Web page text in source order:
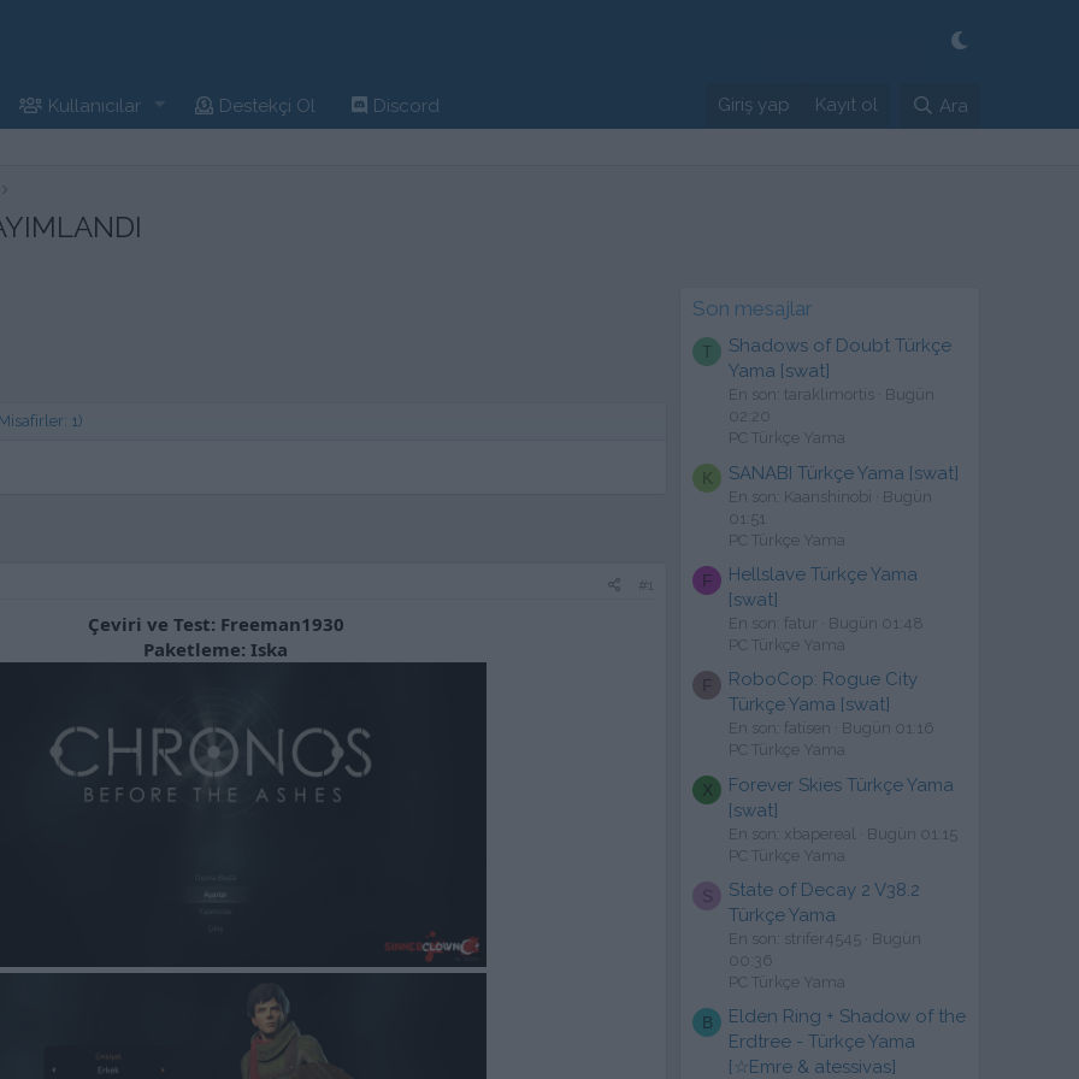
Kullanıcılar Destekçi Ol Discord Giriş yap Kayıt ol Ara
1)
#1
Çeviri ve Test: Freeman1930
Paketleme: Iska
Son mesajlar
T
Shadows of Doubt Türkçe
Yama [swat]
En son: taraklimortis
Bugün
02:20
PC Türkçe Yama
K SANABI Türkçe Yama [swat]
En son: Kaanshinobi
Bugün
01:51
PC Türkçe Yama
F
Hellslave Türkçe Yama
[swat]
En son: fatur
Bugün 01:48
PC Türkçe Yama
F
RoboCop: Rogue City
Türkçe Yama [swat]
En son: fatisen
Bugün 01:16
PC Türkçe Yama
X
Forever Skies Türkçe Yama
[swat]
En son: xbapereal
Bugün 01:15
PC Türkçe Yama
State of Decay 2 V38.2
Türkçe Yama
En son: strifer4545
Bugün
00:36
PC Türkçe Yama
B
Elden Ring + Shadow of the
Erdtree - Türkçe Yama
[☆Emre & atessivas]